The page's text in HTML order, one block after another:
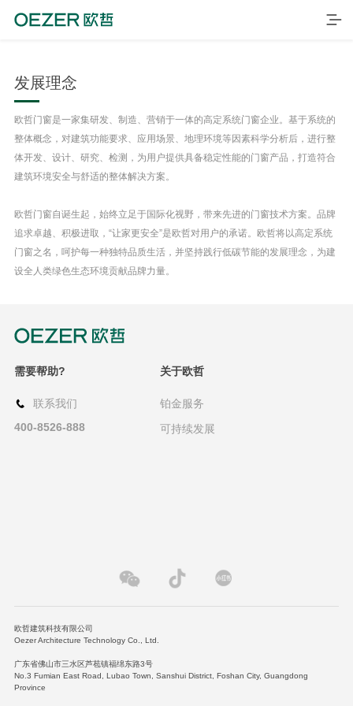
首页
产品
案例
资讯
关于欧哲
发展理念
欧哲门窗是一家集研发、制造、营销于一体的高定系统门窗企业。基于系统的
整体概念，对建筑功能要求、应用场景、地理环境等因素科学分析后，进行整
体开发、设计、研究、检测，为用户提供具备稳定性能的门窗产品，打造符合
建筑环境安全与舒适的整体解决方案。
欧哲门窗自诞生起，始终立足于国际化视野，带来先进的门窗技术方案。品牌
追求卓越、积极进取，“让家更安全”是欧哲对用户的承诺。欧哲将以高定系统
门窗之名，呵护每一种独特品质生活，并坚持践行低碳节能的发展理念，为建
设全人类绿色生态环境贡献品牌力量。
需要帮助?
联系我们
400-8526-888
关于欧哲
铂金服务
可持续发展
欧哲建筑科技有限公司
Oezer Architecture Technology Co., Ltd.
广东省佛山市三水区芦苞镇福绵东路3号
No.3 Fumian East Road, Lubao Town, Sanshui District, Foshan City, Guangdong
Province